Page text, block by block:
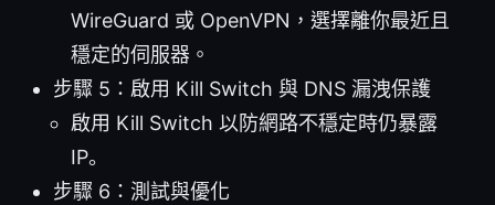
WireGuard 或 OpenVPN，選擇離你最近且
穩定的伺服器。
步驟 5：啟用 Kill Switch 與 DNS 漏洩保護
啟用 Kill Switch 以防網路不穩定時仍暴露
IP。
步驟 6：測試與優化